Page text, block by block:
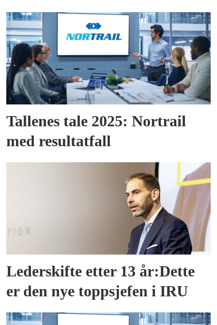
Tallenes tale 2025: Nortrail
med resultatfall
Lederskifte etter 13 år:Dette
er den nye toppsjefen i IRU